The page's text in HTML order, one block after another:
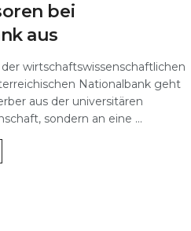
bei
aus
wirtschaftswissenschaftlichen
Nationalbank geht
aus der universitären
sondern an eine ...